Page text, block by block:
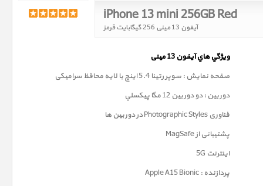
iPhone 13 mini 256GB Red
آیفون 13 مینی 256 گیگابایت قرمز
ويژگي هاي آيفون 13
مینی
صفحه نمايش : سوپر رتينا 5.4 اينچ با لایه محافظ سرامیکی
دوربين : دو دوربین 12 مگا پيکسلي
فناوری Photographic Stylesدر دوربین ها
پشتیبانی از MagSafe
اینترنت 5G
پردازنده : Apple A15 Bionic